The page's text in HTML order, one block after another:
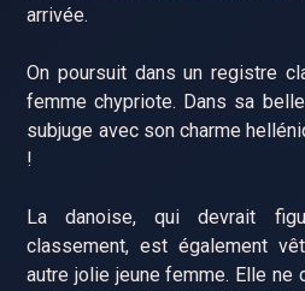
arrivée.
On poursuit dans un registre
femme chypriote. Dans sa
subjuge avec son charme
!
La danoise, qui devrait
classement, est également
autre jolie jeune femme. Elle ne